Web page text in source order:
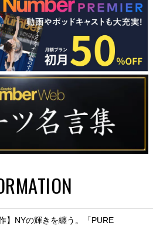
】NYの輝きを纏う。「PURE